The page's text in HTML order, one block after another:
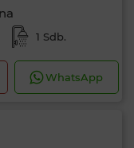
1 Sdb.
WhatsApp